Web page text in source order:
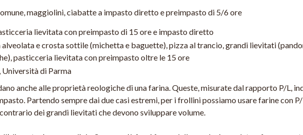
maggiolini, ciabatte a impasto diretto e preimpasto di 5/6 ore
lievitata con preimpasto di 15 ore e impasto diretto
alveolata e crosta sottile (michetta e baguette), pizza al trancio, grandi lievitati
pasticceria lievitata con preimpasto oltre le 15 ore
Università di Parma
anche alle proprietà reologiche di una farina. Queste, misurate dal rapporto P/L,
Partendo sempre dai due casi estremi, per i frollini possiamo usare farine con
dei grandi lievitati che devono sviluppare volume.